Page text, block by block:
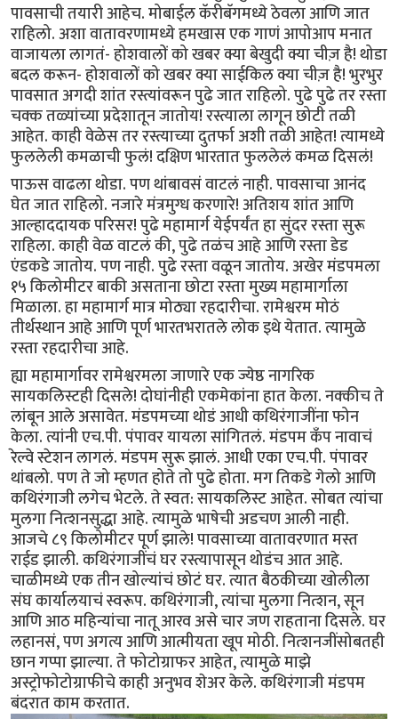
पावसाची तयारी आहेच. मोबाईल कॅरीबॅगमध्ये ठेवला आणि जात
राहिलो. अशा वातावरणामध्ये हमखास एक गाणं आपोआप मनात
वाजायला लागतं- होशवालों को खबर क्या बेखुदी क्या चीज़ है! थोडा
बदल करून- होशवालों को खबर क्या साईकिल क्या चीज़ है! भुरभुर
पावसात अगदी शांत रस्त्यांवरून पुढे जात राहिलो. पुढे पुढे तर रस्ता
चक्क तळ्यांच्या प्रदेशातून जातोय! रस्त्याला लागून छोटी तळी
आहेत. काही वेळेस तर रस्त्याच्या दुतर्फा अशी तळी आहेत! त्यामध्ये
फुललेली कमळाची फुलं! दक्षिण भारतात फुललेलं कमळ दिसलं!
पाऊस वाढला थोडा. पण थांबावसं वाटलं नाही. पावसाचा आनंद
घेत जात राहिलो. नजारे मंत्रमुग्ध करणारे! अतिशय शांत आणि
आल्हाददायक परिसर! पुढे महामार्ग येईपर्यंत हा सुंदर रस्ता सुरू
राहिला. काही वेळ वाटलं की, पुढे तळंच आहे आणि रस्ता डेड
एंडकडे जातोय. पण नाही. पुढे रस्ता वळून जातोय. अखेर मंडपमला
१५ किलोमीटर बाकी असताना छोटा रस्ता मुख्य महामार्गाला
मिळाला. हा महामार्ग मात्र मोठ्या रहदारीचा. रामेश्वरम मोठं
तीर्थस्थान आहे आणि पूर्ण भारतभरातले लोक इथे येतात. त्यामुळे
रस्ता रहदारीचा आहे.
ह्या महामार्गावर रामेश्वरमला जाणारे एक ज्येष्ठ नागरिक
सायकलिस्टही दिसले! दोघांनीही एकमेकांना हात केला. नक्कीच ते
लांबून आले असावेत. मंडपमच्या थोडं आधी कथिरंगाजींना फोन
केला. त्यांनी एच.पी. पंपावर यायला सांगितलं. मंडपम कँप नावाचं
रेल्वे स्टेशन लागलं. मंडपम सुरू झालं. आधी एका एच.पी. पंपावर
थांबलो. पण ते जो म्हणत होते तो पुढे होता. मग तिकडे गेलो आणि
कथिरंगाजी लगेच भेटले. ते स्वत: सायकलिस्ट आहेत. सोबत त्यांचा
मुलगा नित्शनसुद्धा आहे. त्यामुळे भाषेची अडचण आली नाही.
आजचे ८९ किलोमीटर पूर्ण झाले! पावसाच्या वातावरणात मस्त
राईड झाली. कथिरंगाजींचं घर रस्त्यापासून थोडंच आत आहे.
चाळीमध्ये एक तीन खोल्यांचं छोटं घर. त्यात बैठकीच्या खोलीला
संघ कार्यालयाचं स्वरूप. कथिरंगाजी, त्यांचा मुलगा नित्शन, सून
आणि आठ महिन्यांचा नातू आरव असे चार जण राहताना दिसले. घर
लहानसं, पण अगत्य आणि आत्मीयता खूप मोठी. नित्शनजींसोबतही
छान गप्पा झाल्या. ते फोटोग्राफर आहेत, त्यामुळे माझे
अस्ट्रोफोटोग्राफीचे काही अनुभव शेअर केले. कथिरंगाजी मंडपम
बंदरात काम करतात.